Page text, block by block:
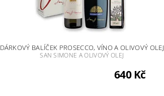
DÁRKOVÝ BALÍČEK PROSECCO, VÍNO A OLIVOVÝ OLEJ
SAN SIMONE A OLIVOVÝ OLEJ
640 Kč